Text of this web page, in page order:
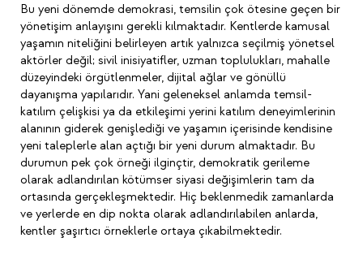
Bu yeni dönemde demokrasi, temsilin çok ötesine geçen bir
yönetişim anlayışını gerekli kılmaktadır. Kentlerde kamusal
yaşamın niteliğini belirleyen artık yalnızca seçilmiş yönetsel
aktörler değil; sivil inisiyatifler, uzman toplulukları, mahalle
düzeyindeki örgütlenmeler, dijital ağlar ve gönüllü
dayanışma yapılarıdır. Yani geleneksel anlamda temsil-
katılım çelişkisi ya da etkileşimi yerini katılım deneyimlerinin
alanının giderek genişlediği ve yaşamın içerisinde kendisine
yeni taleplerle alan açtığı bir yeni durum almaktadır. Bu
durumun pek çok örneği ilginçtir, demokratik gerileme
olarak adlandırılan kötümser siyasi değişimlerin tam da
ortasında gerçekleşmektedir. Hiç beklenmedik zamanlarda
ve yerlerde en dip nokta olarak adlandırılabilen anlarda,
kentler şaşırtıcı örneklerle ortaya çıkabilmektedir.